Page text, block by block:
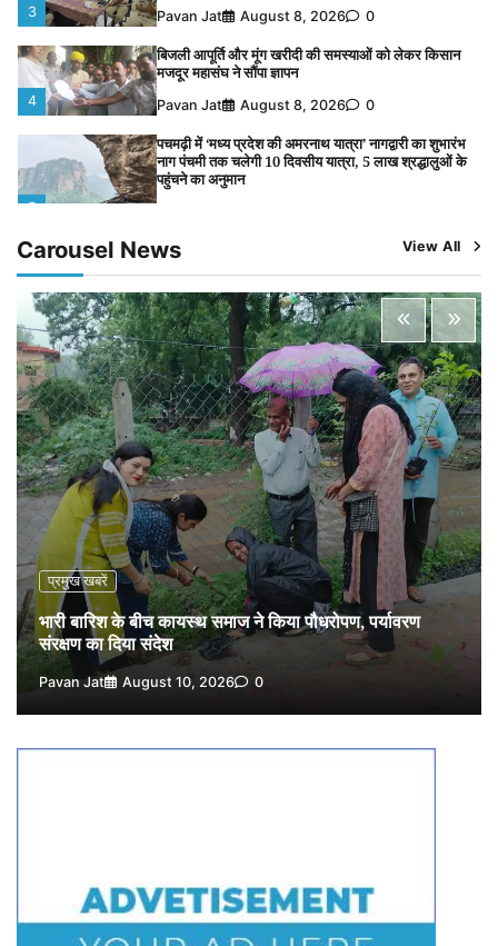
4 Pavan Jat August 8, 2026 0
पचमढ़ी में ‘मध्य प्रदेश की अमरनाथ यात्रा’ नागद्वारी का शुभारंभ
नाग पंचमी तक चलेगी 10 दिवसीय यात्रा, 5 लाख श्रद्धालुओं के
पहुंचने का अनुमान
भारी बारिश के बीच कायस्थ समाज ने किया पौधरोपण, पर्यावरण
संरक्षण का दिया संदेश
2
चंद्रमौली नर्मदेश्वर धाम मंदिर से निकलेगी कावड़ यात्रा, उमड़ेगी
श्रद्धालुओं की भीड़
Pavan Jat August 9, 2026 0
3
पुलिसकर्मियों के स्वास्थ्य को लेकर नर्मदापुरम पुलिस की पहल,
कोतवाली में लगा निःशुल्क स्वास्थ्य शिविर
Pavan Jat August 8, 2026 0
4
बिजली आपूर्ति और मूंग खरीदी की समस्याओं को लेकर किसान
मजदूर महासंघ ने सौंपा ज्ञापन
Pavan Jat August 8, 2026 0
5
पचमढ़ी में ‘मध्य प्रदेश की अमरनाथ यात्रा’ नागद्वारी का शुभारंभ
नाग पंचमी तक चलेगी 10 दिवसीय यात्रा, 5 लाख श्रद्धालुओं के
पहुंचने का अनुमान
Pavan Jat August 8, 2026
Carousel News View All
प्रमुख खबरें
भारी बारिश के बीच कायस्थ समाज ने किया पौधरोपण, पर्यावरण
संरक्षण का दिया संदेश
Pavan Jat August 10, 2026 0